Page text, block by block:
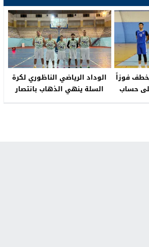
فوزاً
حساب
الوداد الرياضي الناظوري لكرة
السلة ينهي الذهاب بانتصار